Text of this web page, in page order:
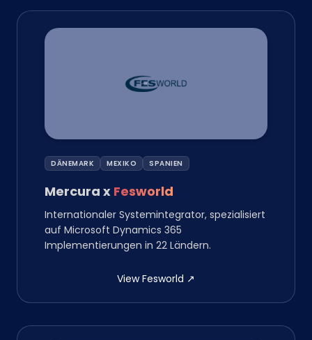
DÄNEMARK MEXIKO SPANIEN
Mercura x Fesworld
Internationaler Systemintegrator, spezialisiert
auf Microsoft Dynamics 365
Implementierungen in 22 Ländern.
View Fesworld ↗